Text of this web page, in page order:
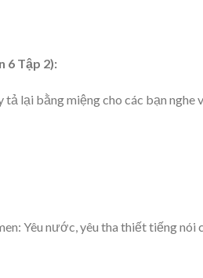
6 Tập 2):
lại bằng miệng cho các bạn nghe
Yêu nước, yêu tha thiết tiếng nói